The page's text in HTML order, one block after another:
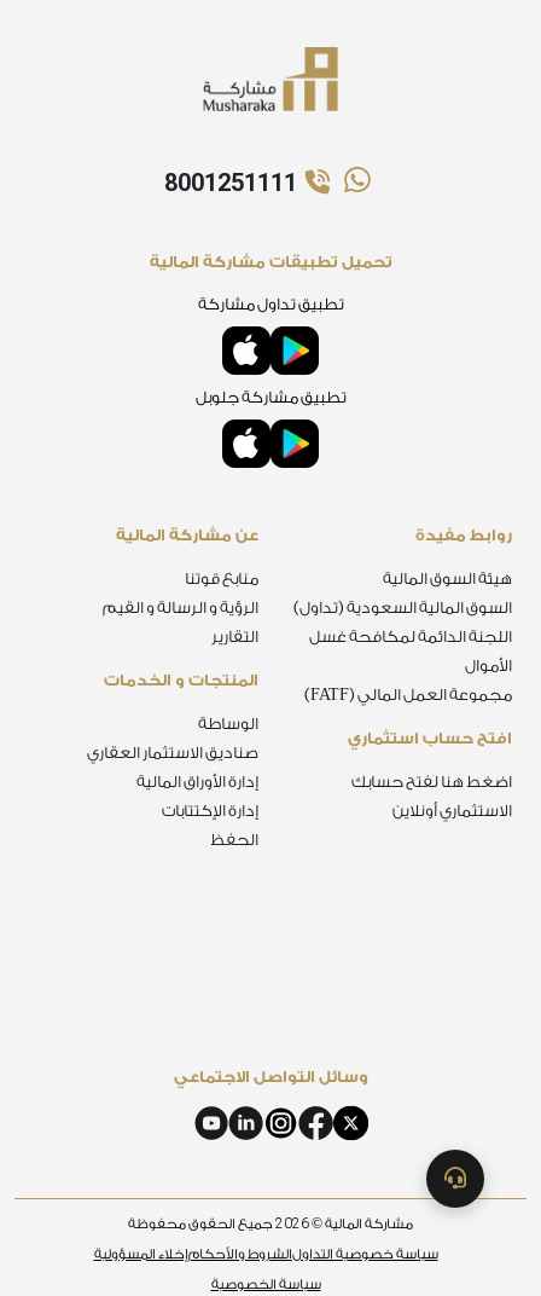
8001251111
المنتجات و الخدمات
الوساطة
صناديق الاستثمار العقاري
إدارة الأوراق المالية
إدارة الإكتتابات
الحفظ
عن مشاركة المالية
منابع قوتنا
الرؤية و الرسالة و القيم
التقارير
افتح حساب استثماري
اضغط هنا لفتح حسابك
الاستثماري أونلاين
روابط مفيدة
هيئة السوق المالية
السوق المالية السعودية (تداول)
اللجنة الدائمة لمكافحة غسل
الأموال
مجموعة العمل المالي (FATF)
تحميل تطبيقات مشاركة المالية
تطبيق تداول مشاركة
تطبيق مشاركة جلوبل
وسائل التواصل الاجتماعي
مشاركة المالية ©2026جميع الحقوق محفوظة
سياسة خصوصية التداولالشروط والأحكامإخلاء المسؤولية
سياسة الخصوصية